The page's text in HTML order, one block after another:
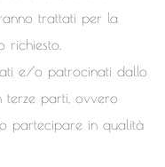
trattati per la
richiesto.
e/o patrocinati dallo
terze parti, ovvero
partecipare in qualità